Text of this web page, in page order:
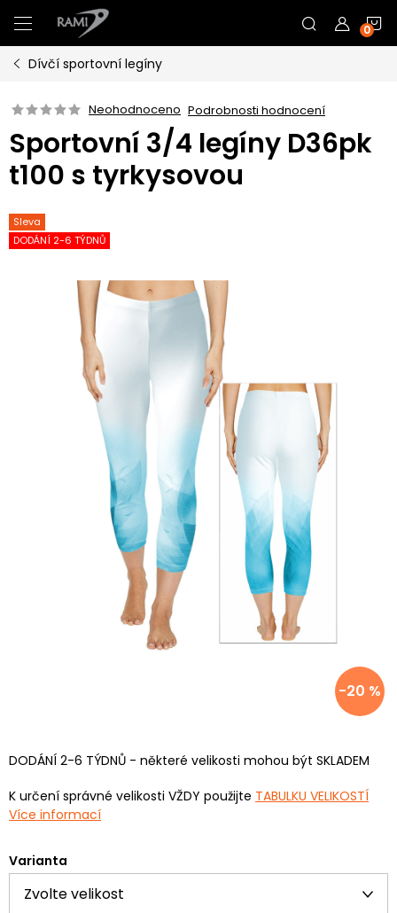
na
obsah
Dívčí sportovní legíny
Neohodnoceno Podrobnosti hodnocení
Sportovní 3/4 legíny D36pk
t100 s tyrkysovou
Sleva
DODÁNÍ 2-6 TÝDNŮ
-20 %
DODÁNÍ 2-6 TÝDNŮ - některé velikosti mohou být SKLADEM
K určení správné velikosti VŽDY použijte TABULKU VELIKOSTÍ
Více informací
Varianta